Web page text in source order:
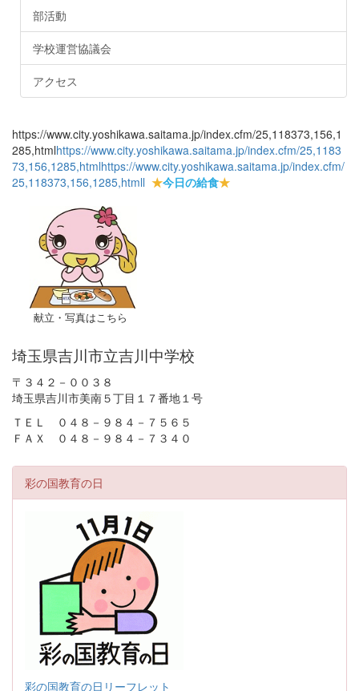
部活動
学校運営協議会
アクセス
https://www.city.yoshikawa.saitama.jp/index.cfm/25,118373,156,1
285,htmlhttps://www.city.yoshikawa.saitama.jp/index.cfm/25,1183
73,156,1285,htmlhttps://www.city.yoshikawa.saitama.jp/index.cfm/
25,118373,156,1285,htmll ★今日の給食★
献立・写真はこちら
埼玉県吉川市立吉川中学校
〒３４２－００３８
埼玉県吉川市美南５丁目１７番地１号
ＴＥＬ ０４８－９８４－７５６５
ＦＡＸ ０４８－９８４－７３４０
彩の国教育の日
彩の国教育の日リーフレット